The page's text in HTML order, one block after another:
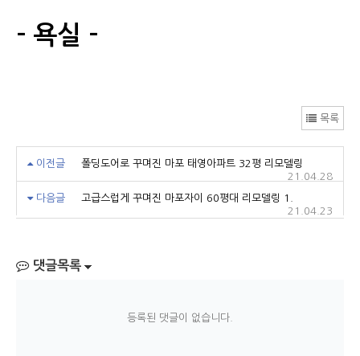
- 욕실 -
목록
이전글
폴딩도어로 꾸며진 마포 태영아파트 32평 리모델링
21.04.28
다음글
고급스럽게 꾸며진 마포자이 60평대 리모델링 1.
21.04.23
댓글목록
등록된 댓글이 없습니다.